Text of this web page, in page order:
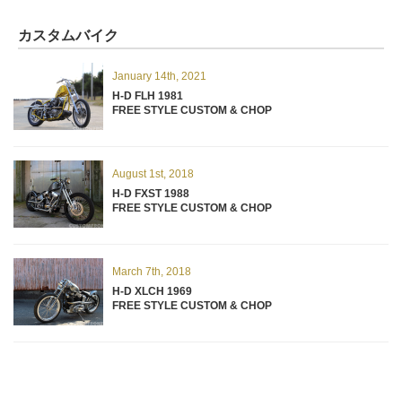
カスタムバイク
January 14th, 2021
H-D FLH 1981
FREE STYLE CUSTOM & CHOP
August 1st, 2018
H-D FXST 1988
FREE STYLE CUSTOM & CHOP
March 7th, 2018
H-D XLCH 1969
FREE STYLE CUSTOM & CHOP